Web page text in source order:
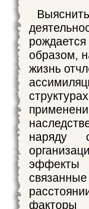
образом,
жизнь
наряду
эффекты